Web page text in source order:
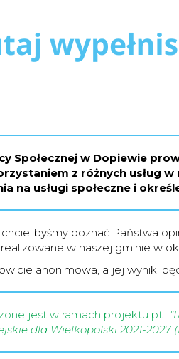
Społecznej w Dopiewie
z różnych usług
na usługi społeczne i
poznać Państwa
w naszej gminie w
anonimowa, a jej wyniki
jest w ramach projektu pt.:
dla Wielkopolski 2021-2027